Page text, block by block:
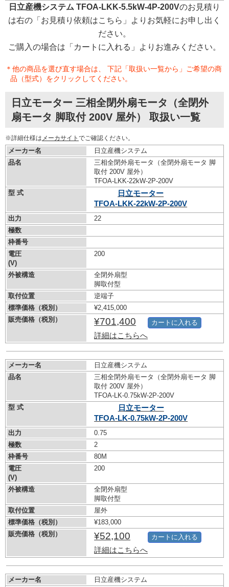
日立産機システム TFOA-LKK-5.5kW-4P-200Vのお見積り
は右の「お見積り依頼はこちら」よりお気軽にお申し出く
ださい。
ご購入の場合は「カートに入れる」よりお進みください。
＊他の商品を選び直す場合は、 下記「取扱い一覧から」ご希望の商
品（型式）をクリックしてください。
日立モーター 三相全閉外扇モータ（全閉外
扇モータ 脚取付 200V 屋外） 取扱い一覧
※詳細仕様は メーカサイト でご確認ください。
メーカー名
日立産機システム
品名
三相全閉外扇モータ（全閉外扇モータ 脚
取付 200V 屋外）
TFOA-LKK-22kW-2P-200V
型 式
日立モーター
TFOA-LKK-22kW-2P-200V
出力
22
極数
枠番号
電圧
(V)
200
外被構造
全閉外扇型
脚取付型
取付位置
逆端子
標準価格（税別）
¥2,415,000
販売価格（税別）
¥701,400
詳細はこちらへ
カートに入れる
メーカー名
日立産機システム
品名
三相全閉外扇モータ（全閉外扇モータ 脚
取付 200V 屋外）
TFOA-LK-0.75kW-2P-200V
型 式
日立モーター
TFOA-LK-0.75kW-2P-200V
出力
0.75
極数
2
枠番号
80M
電圧
(V)
200
外被構造
全閉外扇型
脚取付型
取付位置
屋外
標準価格（税別）
¥183,000
販売価格（税別）
¥52,100
詳細はこちらへ
カートに入れる
メーカー名
日立産機システム